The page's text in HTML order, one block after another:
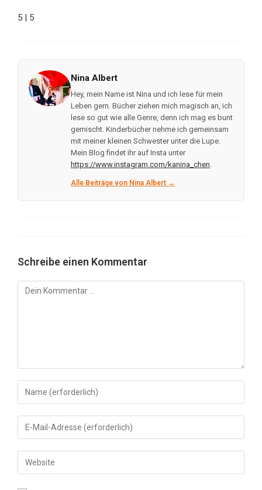
5 | 5
Nina Albert
Hey, mein Name ist Nina und ich lese für mein
Leben gern. Bücher ziehen mich magisch an, ich
lese so gut wie alle Genre, denn ich mag es bunt
gemischt. Kinderbücher nehme ich gemeinsam
mit meiner kleinen Schwester unter die Lupe.
Mein Blog findet ihr auf Insta unter
https://www.instagram.com/kanina_chen.
Alle Beiträge von Nina Albert →
Schreibe einen Kommentar
Kommentar
Gib
deinen
Namen
oder
zum
Kommentieren
Gib
deine
E-
Mail-
Gib
deine
Website-